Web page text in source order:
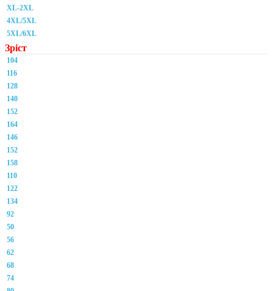
XL-2XL
4XL/5XL
5XL/6XL
Зріст
104
116
128
140
152
164
146
152
158
110
122
134
92
50
56
62
68
74